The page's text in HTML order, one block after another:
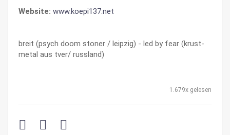
Website: www.koepi137.net
breit (psych doom stoner / leipzig) - led by fear (krust-
metal aus tver/ russland)
1.679x gelesen